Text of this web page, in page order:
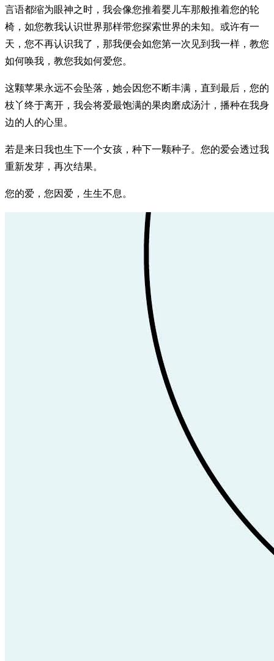
言语都缩为眼神之时，我会像您推着婴儿车那般推着您的轮
椅，如您教我认识世界那样带您探索世界的未知。或许有一
天，您不再认识我了，那我便会如您第一次见到我一样，教您
如何唤我，教您我如何爱您。
这颗苹果永远不会坠落，她会因您不断丰满，直到最后，您的
枝丫终于离开，我会将爱最饱满的果肉磨成汤汁，播种在我身
边的人的心里。
若是来日我也生下一个女孩，种下一颗种子。您的爱会透过我
重新发芽，再次结果。
您的爱，您因爱，生生不息。